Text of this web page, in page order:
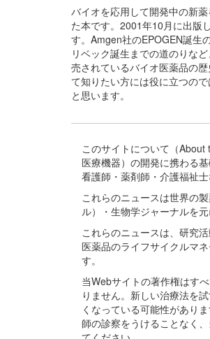
バイオを応用して開発中の新薬
た本です。2001年10月に出版
す。Amgen社のEPOGEN誕生
リベック誕生までの道のりな
売されているバイオ医薬品の
て知りたい方には役に立つの
と思います。
このサイトについて（About
医療機器）の開発に携わる
看護師・薬剤師・介護福祉
これらのニュースは世界の
ル）・生物学ジャーナルを元
これらのニュースは、研究
医薬品のライフサイクルマ
す。
当Webサイトの著作権はす
りません。新しい治療法を
くなっている可能性があり
師の診察をうけることなく